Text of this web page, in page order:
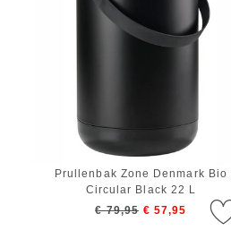
Prullenbak Zone Denmark Bio
Circular Black 22 L
€ 79,95 € 57,95